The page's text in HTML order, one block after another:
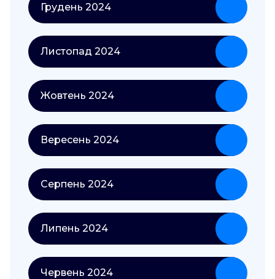
Грудень 2024
Листопад 2024
Жовтень 2024
Вересень 2024
Серпень 2024
Липень 2024
Червень 2024